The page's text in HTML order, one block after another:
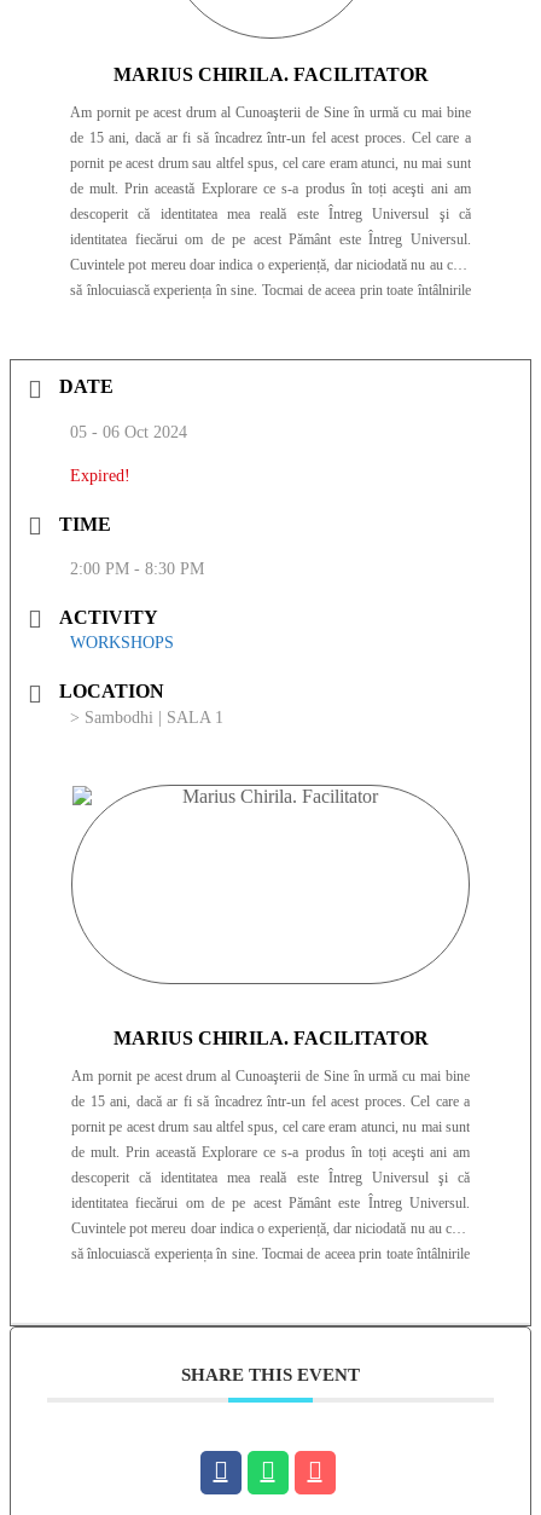
MARIUS CHIRILA. FACILITATOR
Am pornit pe acest drum al Cunoaşterii de Sine în urmă cu mai bine
de 15 ani, dacă ar fi să încadrez într-un fel acest proces. Cel care a
pornit pe acest drum sau altfel spus, cel care eram atunci, nu mai sunt
de mult. Prin această Explorare ce s-a produs în toți aceşti ani am
descoperit că identitatea mea reală este Întreg Universul şi că
identitatea fiecărui om de pe acest Pământ este Întreg Universul.
Cuvintele pot mereu doar indica o experiență, dar niciodată nu au cum
să înlocuiască experiența în sine. Tocmai de aceea prin toate întâlnirile
acum este că Tu Eşti Viaţa Însăşi, ai venit pe acest Pământ pentru a
fiecare pas pe care îl faci Conştient mai departe. Astfel Lumea aceasta
va deveni un Real Paradis. Fie ca tot ce este mai bun, mai frumos şi
DATE
05 - 06 Oct 2024
Expired!
TIME
2:00 PM - 8:30 PM
ACTIVITY
WORKSHOPS
LOCATION
> Sambodhi | SALA 1
MARIUS CHIRILA. FACILITATOR
Am pornit pe acest drum al Cunoaşterii de Sine în urmă cu mai bine
de 15 ani, dacă ar fi să încadrez într-un fel acest proces. Cel care a
pornit pe acest drum sau altfel spus, cel care eram atunci, nu mai sunt
de mult. Prin această Explorare ce s-a produs în toți aceşti ani am
descoperit că identitatea mea reală este Întreg Universul şi că
identitatea fiecărui om de pe acest Pământ este Întreg Universul.
Cuvintele pot mereu doar indica o experiență, dar niciodată nu au cum
să înlocuiască experiența în sine. Tocmai de aceea prin toate întâlnirile
siguranță Viața va avea grijă de asta. Ceea ce pot să îți reamintesc
redescoperi asta, pentru ca mai apoi să manifeşti această Realizare prin
fiecare pas pe care îl faci Conştient mai departe. Astfel Lumea aceasta
SHARE THIS EVENT